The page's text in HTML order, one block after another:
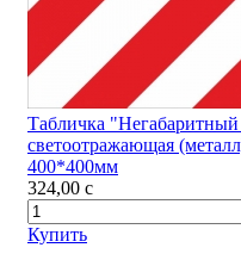
Табличка "Негабаритный
светоотражающая
400*400мм
324,00 c
Купить